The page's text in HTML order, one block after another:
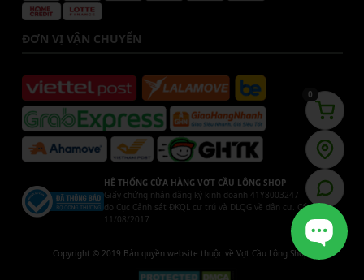
ĐƠN VỊ VẬN CHUYỂN
HỆ THỐNG CỬA HÀNG VỢT CẦU LÔNG SHOP
Giấy chứng nhận đăng ký kinh doanh 41Y8003247
do Cục Cảnh sát ĐKQL cư trú và DLQG về dân cư. Cấp ngày
11/08/2017
Copyright © 2019 Bản quyền website thuộc về Vợt Cầu Lông Shop.
0